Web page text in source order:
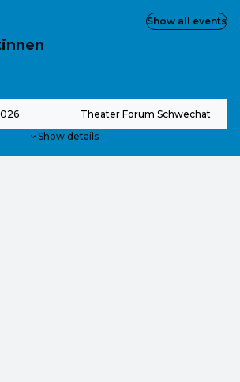
Theater Forum Schwechat
Show details
Show all events